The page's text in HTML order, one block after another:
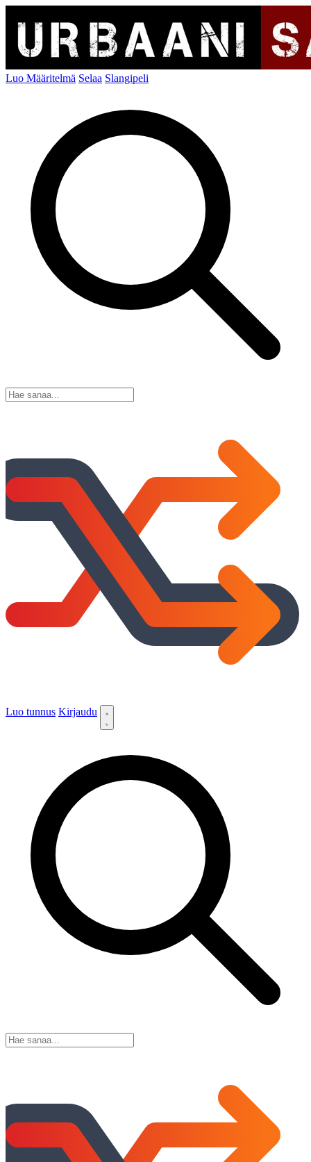
Luo Määritelmä Selaa Slangipeli
Luo tunnus Kirjaudu